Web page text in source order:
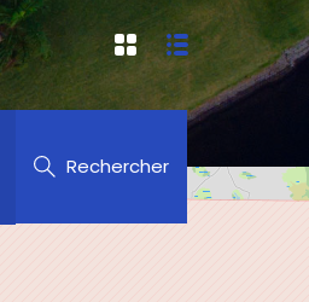
Rechercher